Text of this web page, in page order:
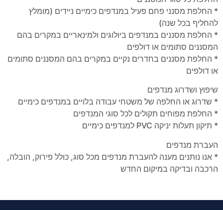
* החלפת מסנני פחם פעיל במנדפים כימיים ניידים (מומלץ
להחליף בכל שנה)
* החלפת מסננים במנדפים ביולוגים ולמינאריים במקרים בהם
המסננים סתומים או דולפים
* החלפת מסננים בחדרים נקיים במקרים בהם המסננים סתומים
או דולפים
שיפוץ ושדרוג מנדפים
* שדרוג או החלפה של משטחי עבודה בלויים במנדפים כימיים
* החלפת מפוחים תקולים לכל סוגי המנדפים
* תיקון תעלות יניקה PVC למנדפים כימיים
העברת מנדפים
* אנו נותנים מענה להעברת מנדפים מכל סוג, כולל פירוק, הובלה,
הרכבה ובדיקה במיקום החדש